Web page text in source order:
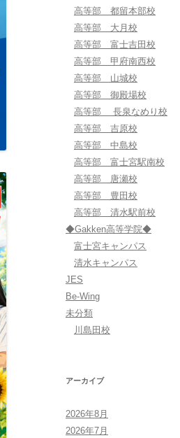
高等部 都留本部校
高等部 大月校
高等部 富士吉田校
高等部 甲府南西校
高等部 山城校
高等部 御殿場校
高等部 長泉なめり校
高等部 吉原校
高等部 中島校
高等部 富士宮駅南校
高等部 唐瀬校
高等部 豊田校
高等部 清水駅前校
◆Gakken高等学院◆
富士宮キャンパス
清水キャンパス
JES
Be-Wing
未分類
川島田校
アーカイブ
2026年8月
2026年7月